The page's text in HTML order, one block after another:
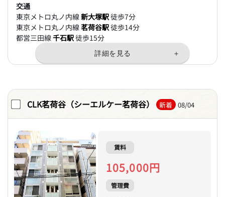
交通
東京メトロ丸ノ内線新大塚駅徒歩7分
東京メトロ丸ノ内線茗荷谷駅徒歩14分
都営三田線千石駅徒歩15分
CLK茗荷谷（シーエルケー茗荷谷） 新着 08/04
賃料
105,000円
管理費